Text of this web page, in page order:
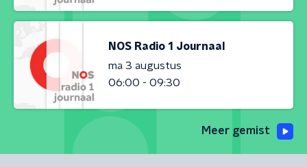
NOS Radio 1 Journaal
ma 3 augustus
06:00 - 09:30
Meer gemist